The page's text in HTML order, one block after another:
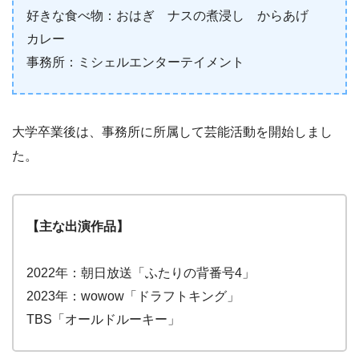
好きな食べ物： おはぎ ナスの煮浸し からあげ
カレー
事務所：
ミシェルエンターテイメント
大学卒業後は、事務所に所属して芸能活動を開始しまし
た。
【主な出演作品】
2022年：朝日放送「ふたりの背番号4」
2023年：wowow「ドラフトキング」
TBS「オールドルーキー」